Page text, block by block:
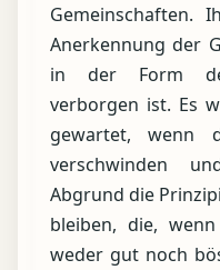
Gemeinschaften.
Anerkennung der
in der Form
verborgen ist. Es
gewartet, wenn
verschwinden
Abgrund die
bleiben, die,
weder gut noch